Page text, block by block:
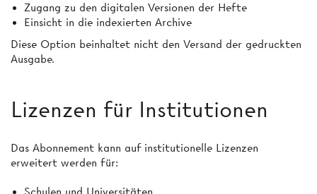
Zugang zu den digitalen Versionen der Hefte
Einsicht in die indexierten Archive
Diese Option beinhaltet nicht den Versand der gedruckten
Ausgabe.
Lizenzen für Institutionen
Das Abonnement kann auf institutionelle Lizenzen
erweitert werden für: